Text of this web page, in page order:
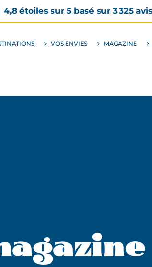
4,8 étoiles sur 5 basé sur 3 325 avis
VOS ENVIES MAGAZINE